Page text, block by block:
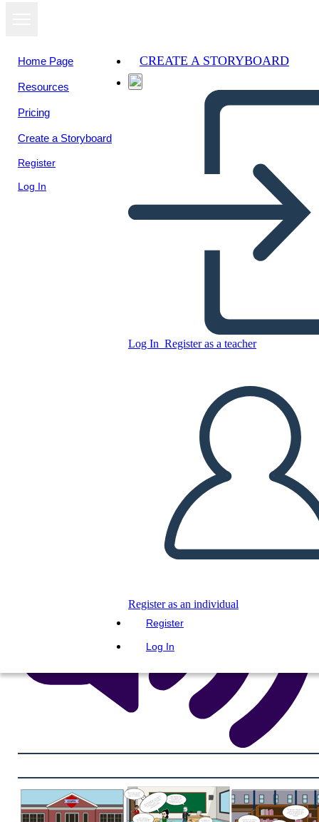
Home Page
Resources
Pricing
Create a Storyboard
Register
Log In
CREATE A STORYBOARD
Log In Register as a teacher
Register as an individual
Register
Log In
PREPROFESIONAL
CREATE A STORYBOARD
PLAY SLIDESHOW
READ TO ME
View as
slideshow